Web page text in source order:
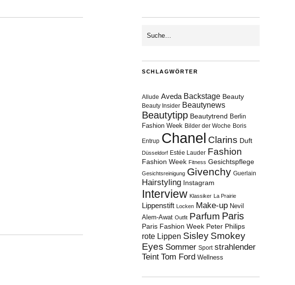
SCHLAGWÖRTER
Allude Aveda Backstage Beauty
Beauty Insider Beautynews
Beautytipp Beautytrend Berlin
Fashion Week Bilder der Woche Boris
Entrup Chanel Clarins Duft
Düsseldorf Estée Lauder Fashion
Fashion Week Fitness Gesichtspflege
Gesichtsreinigung Givenchy Guerlain
Hairstyling Instagram
Interview Klassiker La Prairie
Lippenstift Locken Make-up Nevil
Alem-Awat Outfit Parfum Paris
Paris Fashion Week Peter Philips
rote Lippen Sisley Smokey
Eyes Sommer Sport strahlender
Teint Tom Ford Wellness